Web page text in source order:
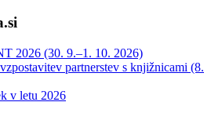
2026 (30. 9.–1. 10. 2026)
partnerstev s knjižnicami (8.
v letu 2026